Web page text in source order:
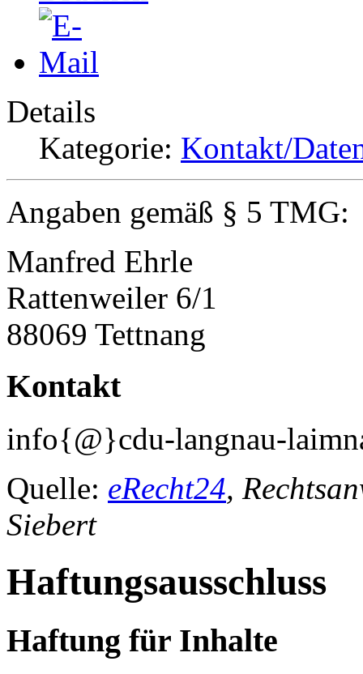
Details
Kategorie: Kontakt/
Angaben gemäß § 5 TMG:
Manfred Ehrle
Rattenweiler 6/1
88069 Tettnang
Kontakt
info{@}cdu-langnau-
Quelle: eRecht24,
Siebert
Haftungsausschluss
Haftung für Inhalte